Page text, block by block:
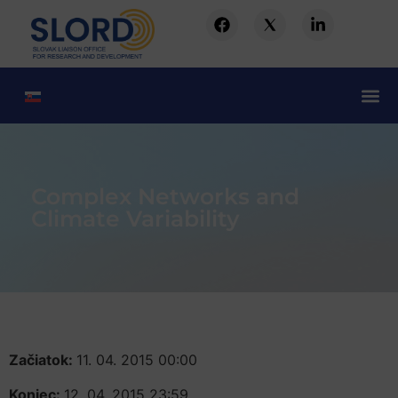
Začiatok: 11. 04. 2015 00:00
Koniec: 12. 04. 2015 23:59